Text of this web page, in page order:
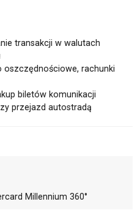
transakcji w walutach
oszczędnościowe, rachunki
biletów komunikacji
przejazd autostradą
Millennium 360°